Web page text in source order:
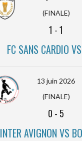
(FINALE)
1 -1
FC SANS CARDIO
13 juin 2026
(FINALE)
0 - 5
INTER AVIGNON VS